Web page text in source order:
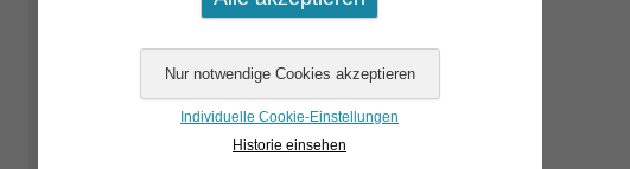
Individuelle Cookie-Einstellungen
Historie einsehen